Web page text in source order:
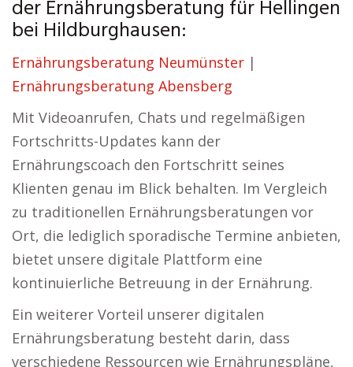
der Ernährungsberatung für Hellingen
bei Hildburghausen:
Ernährungsberatung Neumünster |
Ernährungsberatung Abensberg
Mit Videoanrufen, Chats und regelmäßigen
Fortschritts-Updates kann der
Ernährungscoach den Fortschritt seines
Klienten genau im Blick behalten. Im Vergleich
zu traditionellen Ernährungsberatungen vor
Ort, die lediglich sporadische Termine anbieten,
bietet unsere digitale Plattform eine
kontinuierliche Betreuung in der Ernährung.
Ein weiterer Vorteil unserer digitalen
Ernährungsberatung besteht darin, dass
verschiedene Ressourcen wie Ernährungspläne,